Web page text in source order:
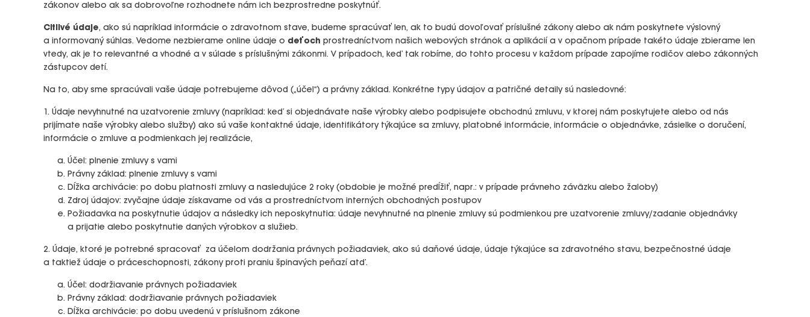
zákonov alebo ak sa dobrovoľne rozhodnete nám ich bezprostredne poskytnúť.
Citlivé údaje, ako sú napríklad informácie o zdravotnom stave, budeme spracúvať len, ak to budú dovoľovať príslušné zákony alebo ak nám poskytnete výslovný
a informovaný súhlas. Vedome nezbierame online údaje o deťoch prostredníctvom našich webových stránok a aplikácií a v opačnom prípade takéto údaje zbierame len
vtedy, ak je to relevantné a vhodné a v súlade s príslušnými zákonmi. V prípadoch, keď tak robíme, do tohto procesu v každom prípade zapojíme rodičov alebo zákonných
zástupcov detí.
Na to, aby sme spracúvali vaše údaje potrebujeme dôvod („účel“) a právny základ. Konkrétne typy údajov a patričné detaily sú nasledovné:
1. Údaje nevyhnutné na uzatvorenie zmluvy (napríklad: keď si objednávate naše výrobky alebo podpisujete obchodnú zmluvu, v ktorej nám poskytujete alebo od nás
prijímate naše výrobky alebo služby) ako sú vaše kontaktné údaje, identifikátory týkajúce sa zmluvy, platobné informácie, informácie o objednávke, zásielke o doručení,
informácie o zmluve a podmienkach jej realizácie,
Účel: plnenie zmluvy s vami
Právny základ: plnenie zmluvy s vami
Dĺžka archivácie: po dobu platnosti zmluvy a nasledujúce 2 roky (obdobie je možné predĺžiť, napr.: v prípade právneho záväzku alebo žaloby)
Zdroj údajov: zvyčajne údaje získavame od vás a prostredníctvom interných obchodných postupov
Požiadavka na poskytnutie údajov a následky ich neposkytnutia: údaje nevyhnutné na plnenie zmluvy sú podmienkou pre uzatvorenie zmluvy/zadanie objednávky
a prijatie alebo poskytnutie daných výrobkov a služieb.
2. Údaje, ktoré je potrebné spracovať za účelom dodržania právnych požiadaviek, ako sú daňové údaje, údaje týkajúce sa zdravotného stavu, bezpečnostné údaje
a taktiež údaje o práceschopnosti, zákony proti praniu špinavých peňazí atď.
Účel: dodržiavanie právnych požiadaviek
Právny základ: dodržiavanie právnych požiadaviek
Dĺžka archivácie: po dobu uvedenú v príslušnom zákone